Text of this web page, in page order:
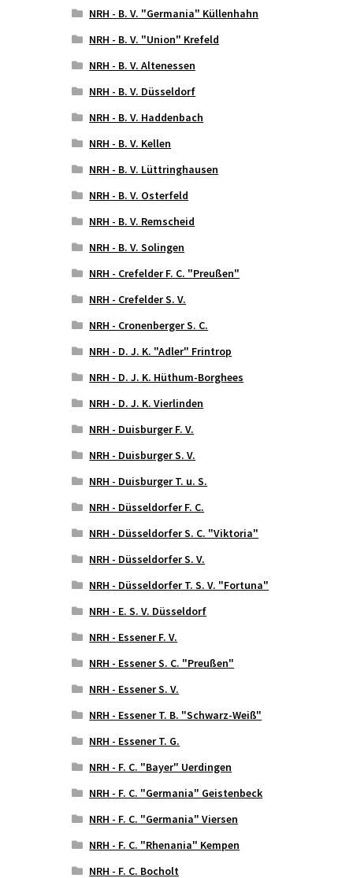
NRH - B. V. "Germania" Küllenhahn
NRH - B. V. "Union" Krefeld
NRH - B. V. Altenessen
NRH - B. V. Düsseldorf
NRH - B. V. Haddenbach
NRH - B. V. Kellen
NRH - B. V. Lüttringhausen
NRH - B. V. Osterfeld
NRH - B. V. Remscheid
NRH - B. V. Solingen
NRH - Crefelder F. C. "Preußen"
NRH - Crefelder S. V.
NRH - Cronenberger S. C.
NRH - D. J. K. "Adler" Frintrop
NRH - D. J. K. Hüthum-Borghees
NRH - D. J. K. Vierlinden
NRH - Duisburger F. V.
NRH - Duisburger S. V.
NRH - Duisburger T. u. S.
NRH - Düsseldorfer F. C.
NRH - Düsseldorfer S. C. "Viktoria"
NRH - Düsseldorfer S. V.
NRH - Düsseldorfer T. S. V. "Fortuna"
NRH - E. S. V. Düsseldorf
NRH - Essener F. V.
NRH - Essener S. C. "Preußen"
NRH - Essener S. V.
NRH - Essener T. B. "Schwarz-Weiß"
NRH - Essener T. G.
NRH - F. C. "Bayer" Uerdingen
NRH - F. C. "Germania" Geistenbeck
NRH - F. C. "Germania" Viersen
NRH - F. C. "Rhenania" Kempen
NRH - F. C. Bocholt